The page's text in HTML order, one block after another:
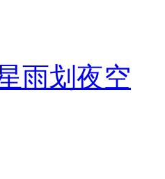
雨划夜空